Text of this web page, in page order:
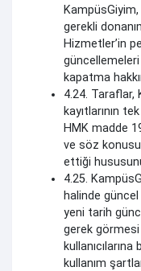
gerekli
Hizmetler’in
kapatma
4.24. Taraflar,
kayıtlarının
HMK madde
ve söz
ettiği
4.25.
halinde güncel
yeni tarih
gerek
kullanım